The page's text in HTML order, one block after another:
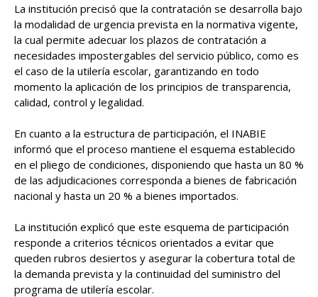
La institución precisó que la contratación se desarrolla bajo
la modalidad de urgencia prevista en la normativa vigente,
la cual permite adecuar los plazos de contratación a
necesidades impostergables del servicio público, como es
el caso de la utilería escolar, garantizando en todo
momento la aplicación de los principios de transparencia,
calidad, control y legalidad.
En cuanto a la estructura de participación, el INABIE
informó que el proceso mantiene el esquema establecido
en el pliego de condiciones, disponiendo que hasta un 80 %
de las adjudicaciones corresponda a bienes de fabricación
nacional y hasta un 20 % a bienes importados.
La institución explicó que este esquema de participación
responde a criterios técnicos orientados a evitar que
queden rubros desiertos y asegurar la cobertura total de
la demanda prevista y la continuidad del suministro del
programa de utilería escolar.